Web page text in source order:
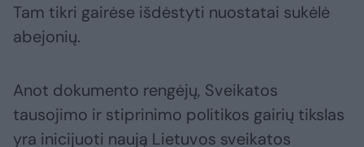
Tam tikri gairėse išdėstyti nuostatai sukėlė
abejonių.
Anot dokumento rengėjų, Sveikatos
tausojimo ir stiprinimo politikos gairių tikslas
yra inicijuoti naują Lietuvos sveikatos